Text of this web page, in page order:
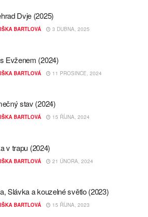
Dvje (2025)
BARTLOVÁ 3 DUBNA, 2025
Evženem (2024)
BARTLOVÁ 11 PROSINCE, 2024
stav (2024)
BARTLOVÁ 15 ŘÍJNA, 2024
v trapu (2024)
BARTLOVÁ 21 ÚNORA, 2024
Slávka a kouzelné světlo (2023)
BARTLOVÁ 15 ŘÍJNA, 2023